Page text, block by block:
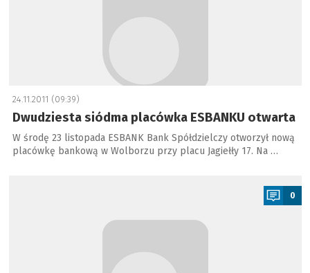
24.11.2011 (09:39)
Dwudziesta siódma placówka ESBANKU otwarta
W środę 23 listopada ESBANK Bank Spółdzielczy otworzył nową
placówkę bankową w Wolborzu przy placu Jagiełły 17. Na …
0